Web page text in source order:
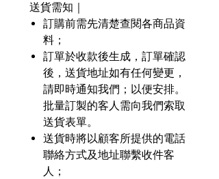
送貨需知｜
訂購前需先清楚查閱各商品資
料；
訂單於收款後生成，訂單確認
後，送貨地址如有任何變更，
請即時通知我們；以便安排。
批量訂製的客人需向我們索取
送貨表單。
送貨時將以顧客所提供的電話
聯絡方式及地址聯繫收件客
人；